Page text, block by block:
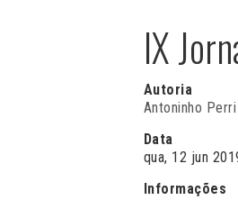
IX
Autoria
Antoninho Perri
Data
qua, 12 jun
Informações